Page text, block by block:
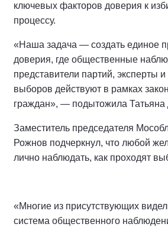
ключевых факторов доверия к
процессу.
«Наша задача — создать единое
доверия, где общественные
представители партий, эксперты
выборов действуют в рамках
граждан», — подытожила Татьяна
Заместитель председателя
Рожнов подчеркнул, что любой
лично наблюдать, как проходят
«Многие из присутствующих
система общественного